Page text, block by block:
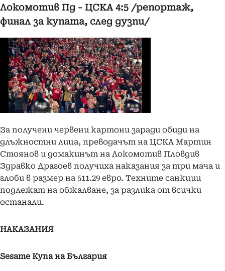
Локомотив Пд - ЦСКА 4:5 /репортаж,
финал за купата, след дузпи/
За получени червени картони заради обиди на
длъжностни лица, преводачът на ЦСКА Мартин
Стоянов и домакинът на Локомотив Пловдив
Здравко Драгоев получиха наказания за три мача и
глоби в размер на 511.29 евро. Техните санкции
подлежат на обжалване, за разлика от всички
останали.
НАКАЗАНИЯ
Sesame Купа на България